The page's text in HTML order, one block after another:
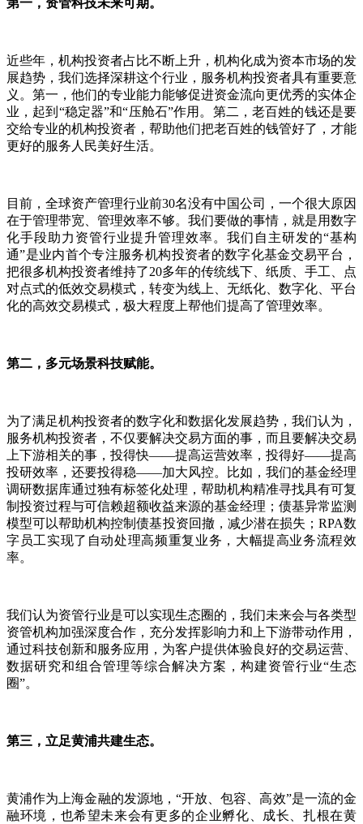
近些年，机构投资者占比不断上升，机构化成为资本市场的发
展趋势，我们选择深耕这个行业，服务机构投资者具有重要意
义。第一，他们的专业能力能够促进资金流向更优秀的实体企
业，起到“稳定器”和“压舱石”作用。第二，老百姓的钱还是要
交给专业的机构投资者，帮助他们把老百姓的钱管好了，才能
更好的服务人民美好生活。
目前，全球资产管理行业前30名没有中国公司，一个很大原因
在于管理带宽、管理效率不够。我们要做的事情，就是用数字
化手段助力资管行业提升管理效率。我们自主研发的“基构
通”是业内首个专注服务机构投资者的数字化基金交易平台，
把很多机构投资者维持了20多年的传统线下、纸质、手工、点
对点式的低效交易模式，转变为线上、无纸化、数字化、平台
化的高效交易模式，极大程度上帮他们提高了管理效率。
第二，多元场景科技赋能。
为了满足机构投资者的数字化和数据化发展趋势，我们认为，
服务机构投资者，不仅要解决交易方面的事，而且要解决交易
上下游相关的事，投得快——提高运营效率，投得好——提高
投研效率，还要投得稳——加大风控。比如，我们的基金经理
调研数据库通过独有标签化处理，帮助机构精准寻找具有可复
制投资过程与可信赖超额收益来源的基金经理；债基异常监测
模型可以帮助机构控制债基投资回撤，减少潜在损失；RPA数
字员工实现了自动处理高频重复业务，大幅提高业务流程效
率。
我们认为资管行业是可以实现生态圈的，我们未来会与各类型
资管机构加强深度合作，充分发挥影响力和上下游带动作用，
通过科技创新和服务应用，为客户提供体验良好的交易运营、
数据研究和组合管理等综合解决方案，构建资管行业“生态
圈”。
第三，立足黄浦共建生态。
黄浦作为上海金融的发源地，“开放、包容、高效”是一流的金
融环境，也希望未来会有更多的企业孵化、成长、扎根在黄